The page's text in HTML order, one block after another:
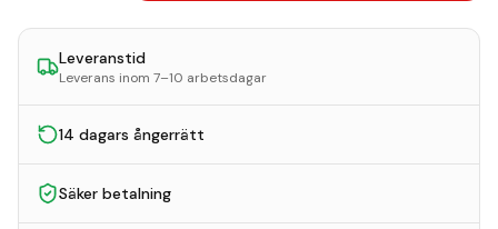
Leveranstid
Leverans inom 7–10 arbetsdagar
14 dagars ångerrätt
Säker betalning